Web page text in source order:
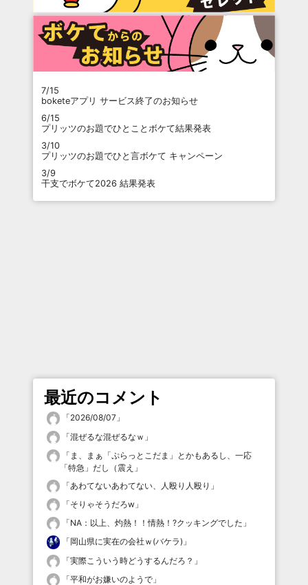
7/15
boketeアプリ サービス終了のお知らせ
6/15
プリッツのお題でひとことボケて結果発表
3/10
プリッツのお題でひと言ボケて キャンペーン
3/9
干支でボケて2026 結果発表
最近のコメント
「2026/08/07 」
「混ぜるな混ぜるなｗ 」
「 ま、まぁ「ぷらっとこだま」とかもあるし、一応
「特急」だし（震え 」
「あわてないあわてない、人殴り人殴り 」
「そりゃそうだろw 」
「NA：以上、灼熱！！情熱！?クッキングでした 」
「岡山県に実在の会社ｗ(バケラ) 」
「実際こういう時どうするんだろ？ 」
「平和がお嫌いのようで 」